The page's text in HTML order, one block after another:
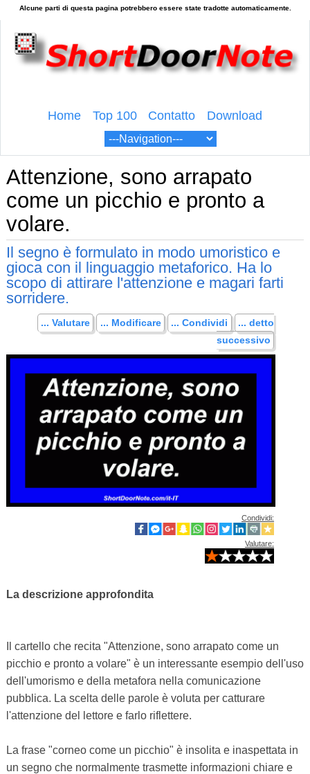
Home Top 100 Contatto Download
Attenzione, sono arrapato
come un picchio e pronto a
volare.
Il segno è formulato in modo umoristico e
gioca con il linguaggio metaforico. Ha lo
scopo di attirare l'attenzione e magari farti
sorridere.
... Valutare ... Modificare ... Condividi
... detto
successivo
Condividi:
Valutare:
La descrizione approfondita
Il cartello che recita "Attenzione, sono arrapato come un
picchio e pronto a volare" è un interessante esempio dell'uso
dell'umorismo e della metafora nella comunicazione
pubblica. La scelta delle parole è voluta per catturare
l'attenzione del lettore e farlo riflettere.
La frase "corneo come un picchio" è insolita e inaspettata in
un segno che normalmente trasmette informazioni chiare e